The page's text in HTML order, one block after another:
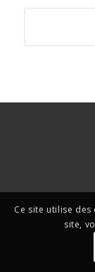
Ce site utilise
site,